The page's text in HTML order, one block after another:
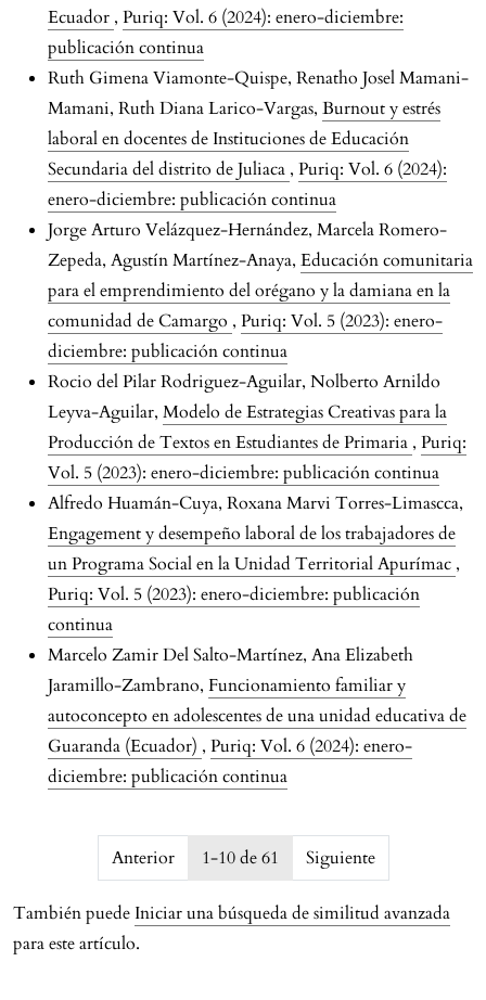
Ecuador , Puriq: Vol. 6 (2024): enero-diciembre:
publicación continua
Ruth Gimena Viamonte-Quispe, Renatho Josel Mamani-
Mamani, Ruth Diana Larico-Vargas, Burnout y estrés
laboral en docentes de Instituciones de Educación
Secundaria del distrito de Juliaca , Puriq: Vol. 6 (2024):
enero-diciembre: publicación continua
Jorge Arturo Velázquez-Hernández, Marcela Romero-
Zepeda, Agustín Martínez-Anaya, Educación comunitaria
para el emprendimiento del orégano y la damiana en la
comunidad de Camargo , Puriq: Vol. 5 (2023): enero-
diciembre: publicación continua
Rocio del Pilar Rodriguez-Aguilar, Nolberto Arnildo
Leyva-Aguilar, Modelo de Estrategias Creativas para la
Producción de Textos en Estudiantes de Primaria , Puriq:
Vol. 5 (2023): enero-diciembre: publicación continua
Alfredo Huamán-Cuya, Roxana Marvi Torres-Limascca,
Engagement y desempeño laboral de los trabajadores de
un Programa Social en la Unidad Territorial Apurímac ,
Puriq: Vol. 5 (2023): enero-diciembre: publicación
continua
Marcelo Zamir Del Salto-Martínez, Ana Elizabeth
Jaramillo-Zambrano, Funcionamiento familiar y
autoconcepto en adolescentes de una unidad educativa de
Guaranda (Ecuador) , Puriq: Vol. 6 (2024): enero-
diciembre: publicación continua
issue.pagination6a75e9894ebcc
Anterior 1-10 de 61 Siguiente
También puede Iniciar una búsqueda de similitud avanzada
para este artículo.